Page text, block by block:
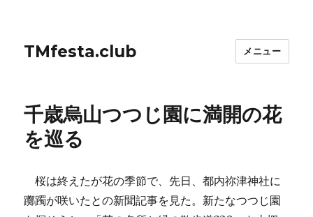
TMfesta.club メニュー
千歳烏山つつじ園に満開の花
を巡る
桜は終えたが花の季節で、先日、都内祢津神社に
躑躅が咲いたとの新聞記事を見た。新たなつつじ園